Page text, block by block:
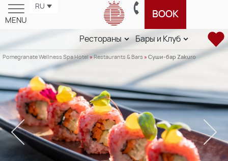
MENU
RU
BOOK
Рестораны Бары и Клуб
Pomegranate Wellness Spa Hotel »Restaurants & Bars » Суши-бар Zakuro